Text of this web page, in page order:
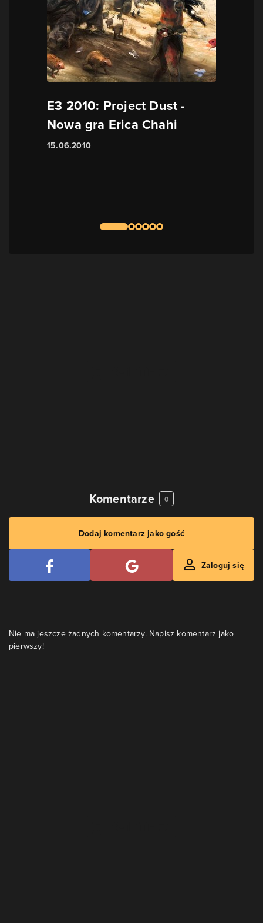
E3 2010: Project Dust -
Nowa gra Erica Chahi
15.06.2010
Komentarze 0
Dodaj komentarz jako gość
Zaloguj się
Nie ma jeszcze żadnych komentarzy. Napisz komentarz jako
pierwszy!